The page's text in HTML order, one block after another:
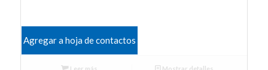
Agregar a hoja de contactos
Leer más Mostrar detalles